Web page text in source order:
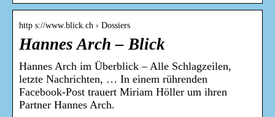
http s://www.blick.ch › Dossiers
Hannes Arch – Blick
Hannes Arch im Überblick – Alle Schlagzeilen,
letzte Nachrichten, … In einem rührenden
Facebook-Post trauert Miriam Höller um ihren
Partner Hannes Arch.